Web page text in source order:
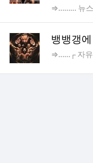
게시판명
⇒……… 뉴스
뱅뱅갱
게시판명
⇒……┌ 자유